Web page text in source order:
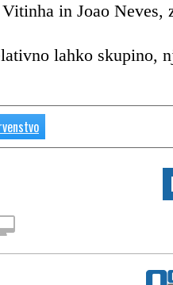
in Joao
lahko